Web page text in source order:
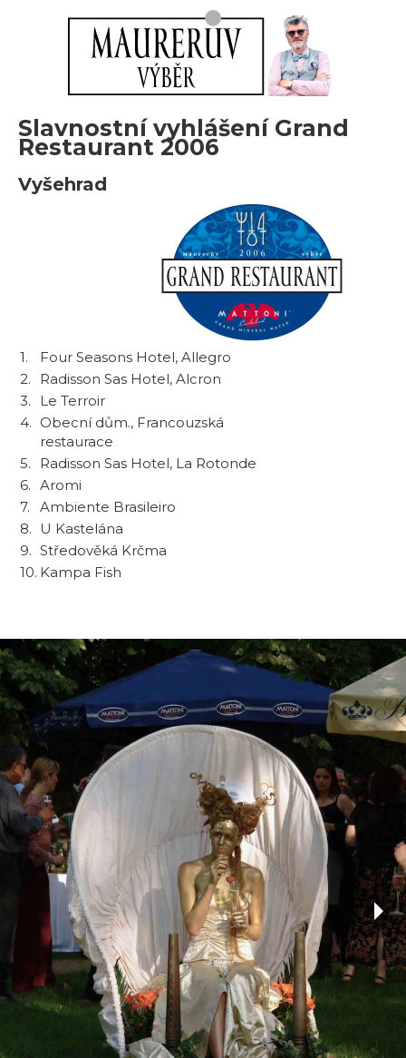
Slavnostní vyhlášení Grand
Restaurant 2006
Vyšehrad
1.
Four Seasons Hotel, Allegro
2.
Radisson Sas Hotel, Alcron
3.
Le Terroir
4. Obecní dům., Francouzská
restaurace
5.
Radisson Sas Hotel, La Rotonde
6. Aromi
7.
Ambiente Brasileiro
8. U Kastelána
9. Středověká Krčma
10. Kampa Fish